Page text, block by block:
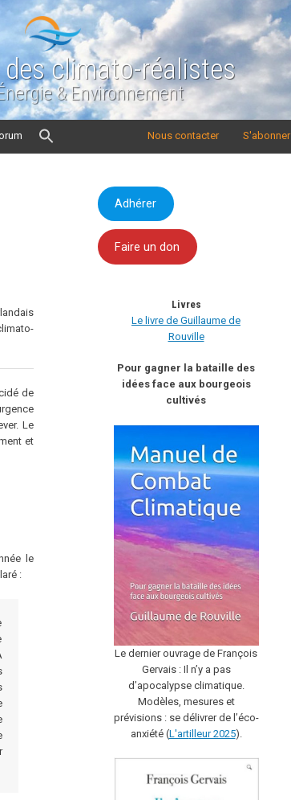
climato-réalistes
& Environnement
S'abonner
Nous contacter
de
Le
et
le
:
Adhérer
Faire un don
Livres
Le livre de Guillaume de
Rouville
Pour gagner la bataille des
idées face aux bourgeois
cultivés
Le dernier ouvrage de François
Gervais : Il n’y a pas
d’apocalypse climatique.
Modèles, mesures et
prévisions : se délivrer de l’éco-
anxiété (L'artilleur 2025).